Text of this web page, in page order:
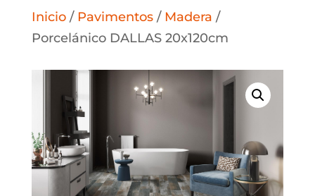
Inicio/ Pavimentos/ Madera /
Porcelánico DALLAS 20x120cm